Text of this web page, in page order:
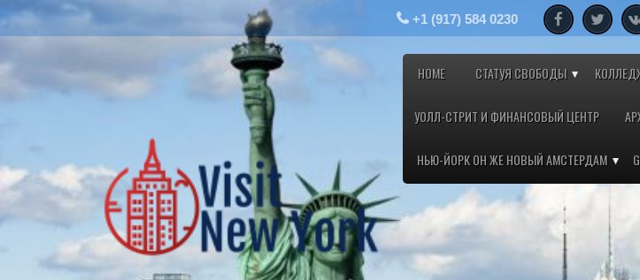
+1 (917) 584 0230
HOME СТАТУЯ СВОБОДЫ
УОЛЛ-СТРИТ И ФИНАНСОВЫЙ ЦЕНТР
НЬЮ-ЙОРК ОН ЖЕ НОВЫЙ АМСТЕРДАМ